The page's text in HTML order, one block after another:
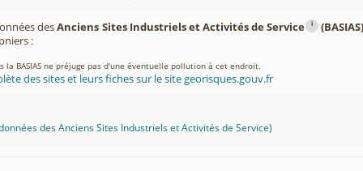
desAnciens Sites Industriels et Activités de Service i
:
BASIAS ne préjuge pas d'une éventuelle pollution à cet endroit.
des sites et leurs fiches sur le site georisques.gouv.fr
des Anciens Sites Industriels et Activités de Service)